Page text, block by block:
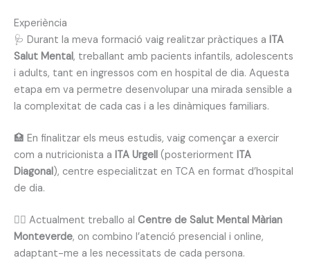
Experiència
🩺 Durant la meva formació vaig realitzar pràctiques a ITA
Salut Mental, treballant amb pacients infantils, adolescents
i adults, tant en ingressos com en hospital de dia. Aquesta
etapa em va permetre desenvolupar una mirada sensible a
la complexitat de cada cas i a les dinàmiques familiars.
🏥 En finalitzar els meus estudis, vaig començar a exercir
com a nutricionista a ITA Urgell (posteriorment ITA
Diagonal), centre especialitzat en TCA en format d’hospital
de dia.
👩‍⚕️ Actualment treballo al Centre de Salut Mental Màrian
Monteverde, on combino l’atenció presencial i online,
adaptant-me a les necessitats de cada persona.